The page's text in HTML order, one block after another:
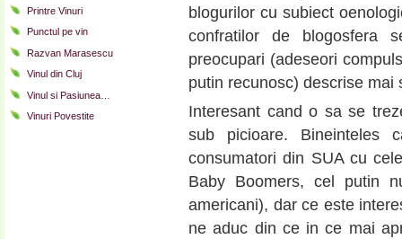
Printre Vinuri
Punctul pe vin
Razvan Marasescu
Vinul din Cluj
Vinul si Pasiunea…
Vinuri Povestite
blogurilor cu subiect
confratilor de blogosfera
preocupari (adeseori
putin recunosc) descrise mai
Interesant cand o sa se
sub picioare. Bineinteles
consumatori din SUA cu
Baby Boomers, cel putin
americani), dar ce este
ne aduc din ce in ce mai